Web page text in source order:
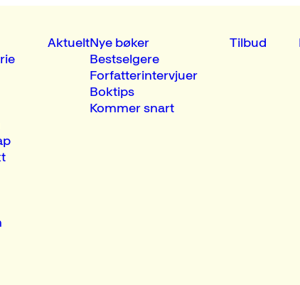
AktueltNye bøker
Bestselgere
Forfatterintervjuer
Boktips
Kommer snart
Tilbud